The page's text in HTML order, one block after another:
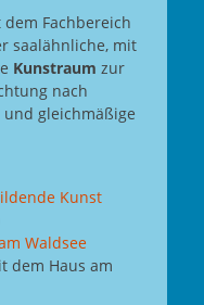
dem Fachbereich
saalähnliche, mit
Kunstraum zur
nach
gleichmäßige
Kunst
Waldsee
dem Haus am